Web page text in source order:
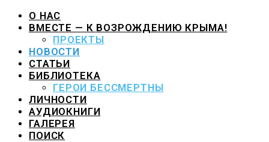
О НАС
ВМЕСТЕ — К ВОЗРОЖДЕНИЮ КРЫМА!
ПРОЕКТЫ
НОВОСТИ
СТАТЬИ
БИБЛИОТЕКА
ГЕРОИ БЕССМЕРТНЫ
ЛИЧНОСТИ
АУДИОКНИГИ
ГАЛЕРЕЯ
ПОИСК